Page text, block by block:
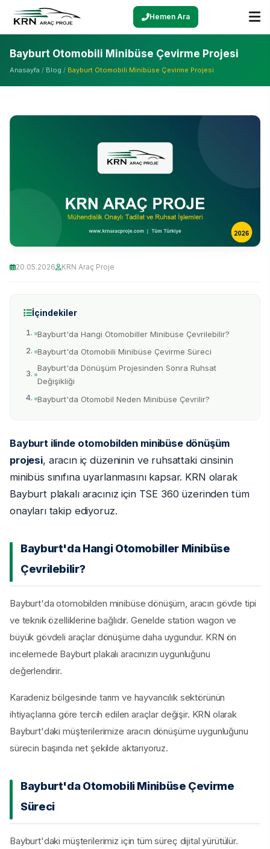
Hemen Ara
Bayburt Otomobili Minibüse Çevirme Projesi
Anasayfa / Blog / Bayburt Otomobili Minibüse Çevirme Projesi
20.05.2026 KRN Araç Proje
İçindekiler
Bayburt'da Hangi Otomobiller Minibüse Çevrilebilir?
Bayburt'da Otomobili Minibüse Çevirme Süreci
Bayburt'da Dönüşüm Projesinden Sonra Ruhsat
Değişikliği
Bayburt'da Otomobil Neden Minibüse Çevrilir?
Bayburt ilinde otomobilden minibüse dönüşüm
projesi, aracın iç düzeninin ve ruhsattaki cinsinin
minibüs sınıfına uyarlanmasını kapsar. KRN olarak
Bayburt plakalı aracınız için TSE 360 üzerinden tüm
onayları takip ediyoruz.
Bayburt'da Hangi Otomobiller Minibüse
Çevrilebilir?
Bayburt'da otomobilden minibüse dönüşüm, aracın gövde tipi
ve teknik özelliklerine bağlıdır. Genelde station wagon ve
büyük gövdeli araçlar dönüşüme daha uygundur. KRN ön
incelemede Bayburt plakalı aracınızın uygunluğunu
değerlendirir.
Karadeniz bölgesinde tarım ve hayvancılık sektörünün
ihtiyaçlarına göre tercih edilen araçlar değişir. KRN olarak
Bayburt'daki müşterilerimize aracın dönüşüme uygunluğunu
sürecin başında net şekilde aktarıyoruz.
Bayburt'da Otomobili Minibüse Çevirme
Süreci
Bayburt'daki müşterilerimiz için tüm süreç dijital yürütülür.